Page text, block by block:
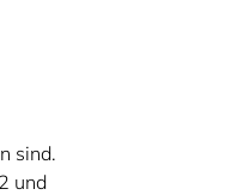
sind.
und